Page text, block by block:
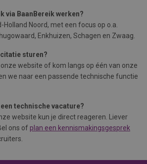
via BaanBereik werken?
Holland Noord, met een focus op o.a.
Enkhuizen, Schagen en Zwaag.
sturen?
website of kom langs op één van onze
we naar een passende technische functie
technische vacature?
website kun je direct reageren. Liever
ons of plan een kennismakingsgesprek